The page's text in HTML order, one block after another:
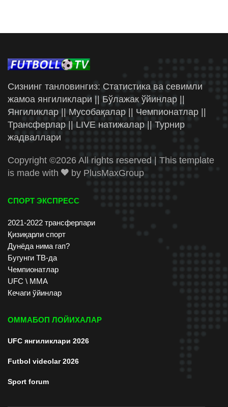
Сизнинг танловингиз: Статистика ва севимли
жамоа янгиликлари || Бўлажак ўйинлар ||
Янгиликлар || Мусобақалар || Чемпионатлар ||
Трансферлар || LIVE натижалар || Турнир
жадваллари
Copyright ©2026 All rights reserved | This template
is made with
by PlusMaxGroup
СПОРТ ЭКСПРЕСС
2021-2022 трансферлари
Қизиқарли спорт
Дунёда нима гап?
Бугунги ТВ-да
Чемпионатлар
UFC \ ММА
Кечаги ўйинлар
ОММАБОП ЛОЙИХАЛАР
UFC янгиликлари 2026
Futbol videolar 2026
Sport forum